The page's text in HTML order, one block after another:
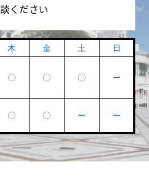
ください
木 金 土
日
〇 〇 〇 ー
〇 〇 ー ー